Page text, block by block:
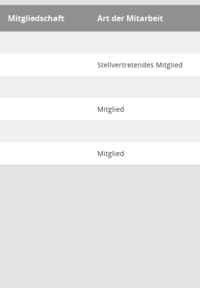
Mitgliedschaft Art der Mitarbeit
Stellvertretendes Mitglied
Mitglied
Mitglied